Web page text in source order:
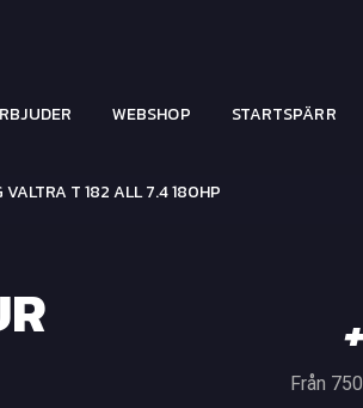
WEBSHOP STARTSPÄRR
T 182 ALL 7.4 180HP
Från